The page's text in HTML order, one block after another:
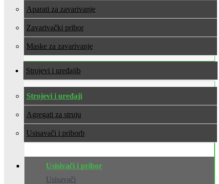
Aparati za zavarivanje
Zavarivački pribor
Maske za zavarivanje
Strojevi i uređaji
Strojevi i uređaji
Agregati za struju
Usisavači i pribor
Usisivači i pribor
Usisavači